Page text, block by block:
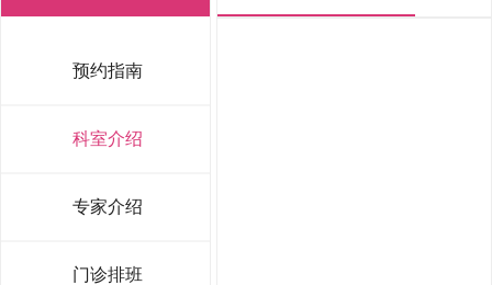
预约指南
科室介绍
专家介绍
门诊排班